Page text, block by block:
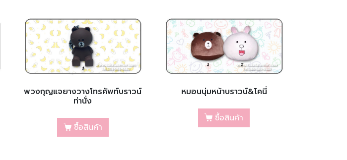
พวงกุญแจยางวางโทรศัพท์บราวน์
ท่านั่ง
ซื้อสินค้า
หมอนนุ่มหน้าบราวน์&โคนี่
ซื้อสินค้า